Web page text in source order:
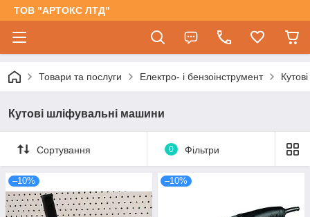
ТОВ "АРТОКС ЛТД"
Товари та послуги Електро- і бензоінструмент
Кутові шліфувальні машини
Сортування 0 Фільтри
–10% –10%